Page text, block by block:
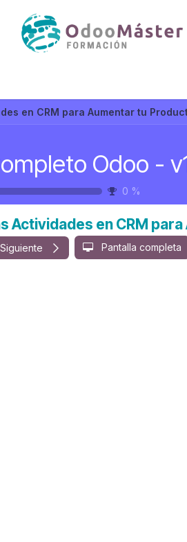
en CRM para Aumentar tu
Odoo -
0 %
Actividades en CRM
Siguiente Pantalla completa